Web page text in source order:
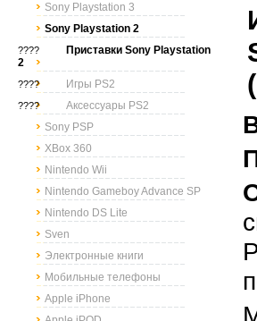
Sony Playstation 3
Sony Playstation 2
????
Приставки Sony Playstation
2
???? Игры PS2
????
Аксессуары PS2
Sony PSP
XBox 360
Nintendo Wii
Nintendo Gameboy Advance SP
Nintendo DS Lite
Sven
Электронные книги
Мобильные телефоны
Apple iPhone